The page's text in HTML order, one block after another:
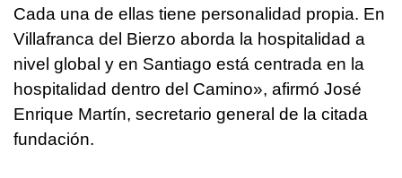
Cada una de ellas tiene personalidad propia. En
Villafranca del Bierzo aborda la hospitalidad a
nivel global y en Santiago está centrada en la
hospitalidad dentro del Camino», afirmó José
Enrique Martín, secretario general de la citada
fundación.